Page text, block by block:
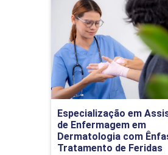
Profissional do
Introdução a
da Profissão como
Áreas de Atuação e
Complexidade da Saúde
Especialização em
de Enfermagem em
Dermatologia com
Tratamento de Feridas
Dermatologia com
no Tratamento de
Detalhes do
Ir para Inscrição